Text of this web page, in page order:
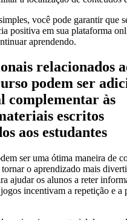
você pode garantir que
positiva em sua plataforma
aprendendo.
relacionados
podem ser
complementar às
escritos
aos estudantes
ser uma ótima maneira de
o aprendizado mais
ajudar os alunos a reter
incentivam a repetição e a